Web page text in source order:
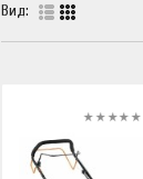
Вид: